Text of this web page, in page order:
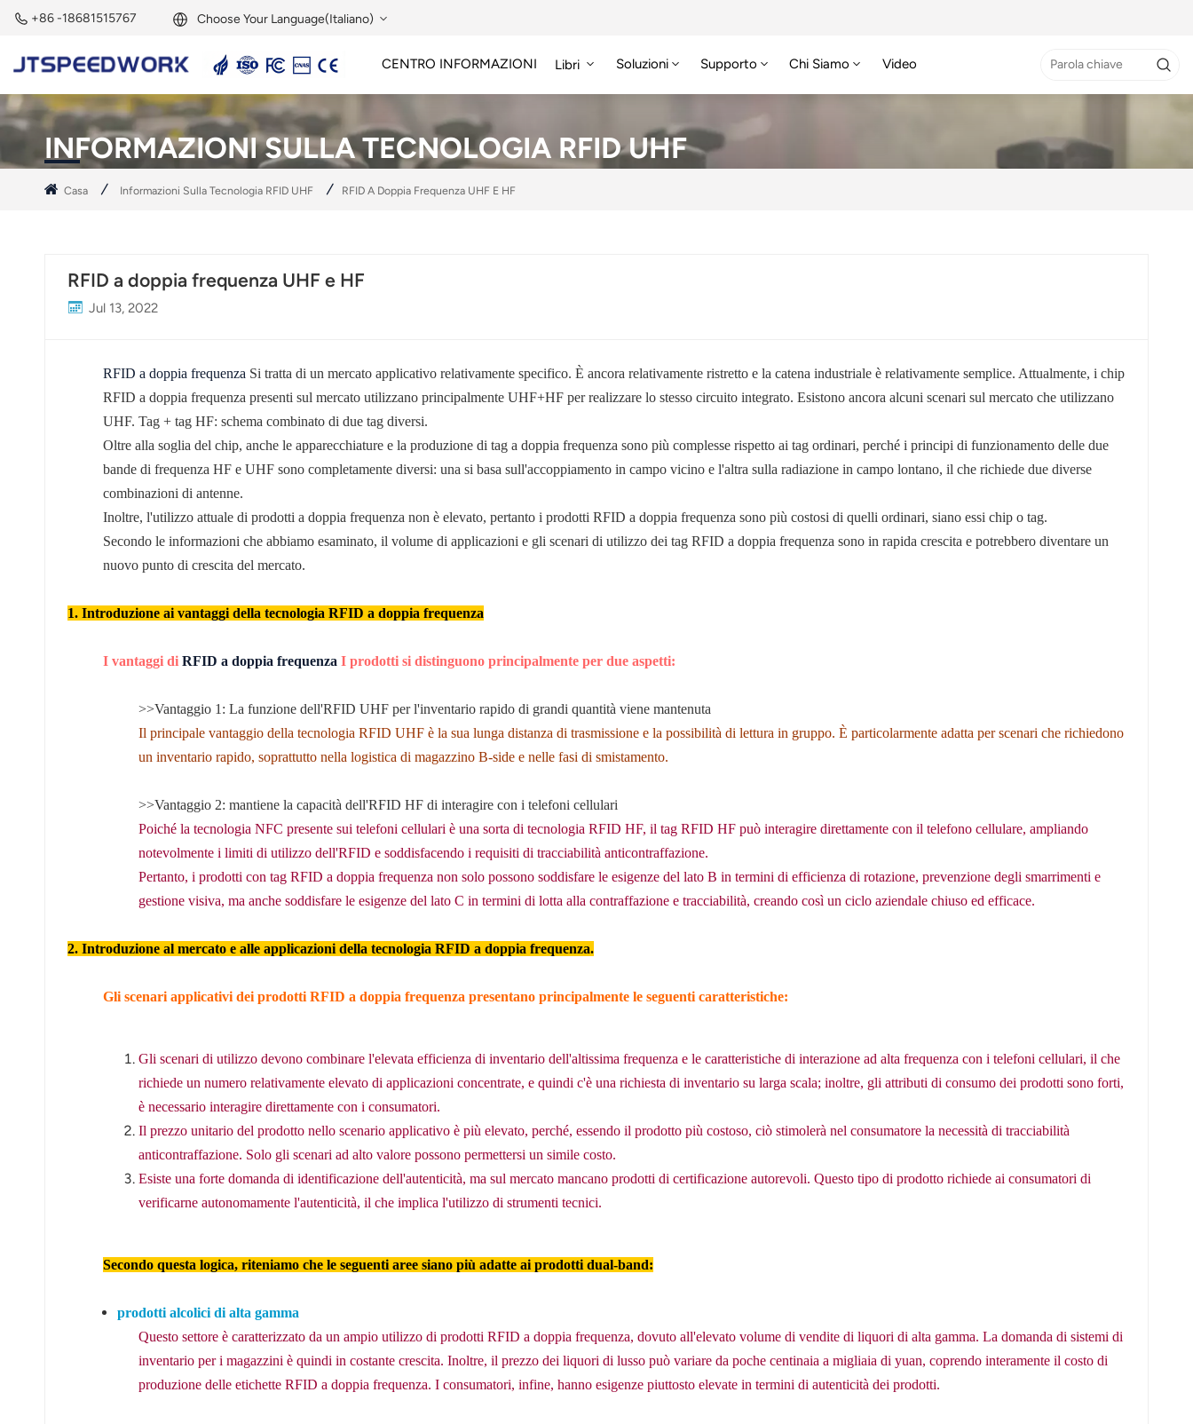
+86 -18681515767 Choose Your Language(Italiano)
English
Français
Deutsch
Español
Nederland
日语
Ελληνικά
Melayu
Tiếng Việt
norsk
magyar
CENTRO INFORMAZIONI Libri Soluzioni Supporto Chi Siamo Video
INFORMAZIONI SULLA TECNOLOGIA RFID UHF
Casa Informazioni Sulla Tecnologia RFID UHF RFID A Doppia Frequenza UHF E HF
RFID a doppia frequenza UHF e HF
Jul 13, 2022
RFID a doppia frequenza Si tratta di un mercato applicativo relativamente specifico. È ancora relativamente ristretto e la catena industriale è relativamente semplice. Attualmente, i chip
RFID a doppia frequenza presenti sul mercato utilizzano principalmente UHF+HF per realizzare lo stesso circuito integrato. Esistono ancora alcuni scenari sul mercato che utilizzano
UHF. Tag + tag HF: schema combinato di due tag diversi.
Oltre alla soglia del chip, anche le apparecchiature e la produzione di tag a doppia frequenza sono più complesse rispetto ai tag ordinari, perché i principi di funzionamento delle due
bande di frequenza HF e UHF sono completamente diversi: una si basa sull'accoppiamento in campo vicino e l'altra sulla radiazione in campo lontano, il che richiede due diverse
combinazioni di antenne.
Inoltre, l'utilizzo attuale di prodotti a doppia frequenza non è elevato, pertanto i prodotti RFID a doppia frequenza sono più costosi di quelli ordinari, siano essi chip o tag.
Secondo le informazioni che abbiamo esaminato, il volume di applicazioni e gli scenari di utilizzo dei tag RFID a doppia frequenza sono in rapida crescita e potrebbero diventare un
nuovo punto di crescita del mercato.
1. Introduzione ai vantaggi della tecnologia RFID a doppia frequenza
I vantaggi di RFID a doppia frequenza I prodotti si distinguono principalmente per due aspetti:
>>Vantaggio 1: La funzione dell'RFID UHF per l'inventario rapido di grandi quantità viene mantenuta
Il principale vantaggio della tecnologia RFID UHF è la sua lunga distanza di trasmissione e la possibilità di lettura in gruppo. È particolarmente adatta per scenari che richiedono
un inventario rapido, soprattutto nella logistica di magazzino B-side e nelle fasi di smistamento.
>>Vantaggio 2: mantiene la capacità dell'RFID HF di interagire con i telefoni cellulari
Poiché la tecnologia NFC presente sui telefoni cellulari è una sorta di tecnologia RFID HF, il tag RFID HF può interagire direttamente con il telefono cellulare, ampliando
notevolmente i limiti di utilizzo dell'RFID e soddisfacendo i requisiti di tracciabilità anticontraffazione.
Pertanto, i prodotti con tag RFID a doppia frequenza non solo possono soddisfare le esigenze del lato B in termini di efficienza di rotazione, prevenzione degli smarrimenti e
gestione visiva, ma anche soddisfare le esigenze del lato C in termini di lotta alla contraffazione e tracciabilità, creando così un ciclo aziendale chiuso ed efficace.
2. Introduzione al mercato e alle applicazioni della tecnologia RFID a doppia frequenza.
Gli scenari applicativi dei prodotti RFID a doppia frequenza presentano principalmente le seguenti caratteristiche:
Gli scenari di utilizzo devono combinare l'elevata efficienza di inventario dell'altissima frequenza e le caratteristiche di interazione ad alta frequenza con i telefoni cellulari, il che
richiede un numero relativamente elevato di applicazioni concentrate, e quindi c'è una richiesta di inventario su larga scala; inoltre, gli attributi di consumo dei prodotti sono forti,
è necessario interagire direttamente con i consumatori.
Il prezzo unitario del prodotto nello scenario applicativo è più elevato, perché, essendo il prodotto più costoso, ciò stimolerà nel consumatore la necessità di tracciabilità
anticontraffazione. Solo gli scenari ad alto valore possono permettersi un simile costo.
Esiste una forte domanda di identificazione dell'autenticità, ma sul mercato mancano prodotti di certificazione autorevoli. Questo tipo di prodotto richiede ai consumatori di
verificarne autonomamente l'autenticità, il che implica l'utilizzo di strumenti tecnici.
Secondo questa logica, riteniamo che le seguenti aree siano più adatte ai prodotti dual-band:
prodotti alcolici di alta gamma
Questo settore è caratterizzato da un ampio utilizzo di prodotti RFID a doppia frequenza, dovuto all'elevato volume di vendite di liquori di alta gamma. La domanda di sistemi di
inventario per i magazzini è quindi in costante crescita. Inoltre, il prezzo dei liquori di lusso può variare da poche centinaia a migliaia di yuan, coprendo interamente il costo di
produzione delle etichette RFID a doppia frequenza. I consumatori, infine, hanno esigenze piuttosto elevate in termini di autenticità dei prodotti.